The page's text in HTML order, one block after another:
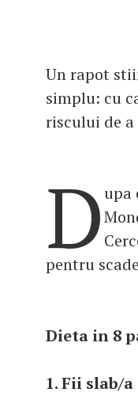
Un rapot
simplu: cu
riscului de
D upa
pentru
Dieta in 8
1. Fii slab/